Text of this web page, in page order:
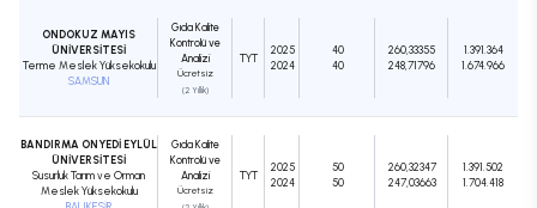
ONDOKUZ MAYIS
ÜNİVERSİTESİ
Terme Meslek Yüksekokulu
SAMSUN
Gıda Kalite
Kontrolü ve
Analizi
Ücretsiz
(2 Yıllık)
TYT
2025
2024
40
40
260,33355
248,71796
1.391.364
1.674.966
BANDIRMA ONYEDİ EYLÜL
ÜNİVERSİTESİ
Susurluk Tarım ve Orman
Meslek Yüksekokulu
Gıda Kalite
Kontrolü ve
Analizi
Ücretsiz
TYT
2025
2024
50
50
260,32347
247,03663
1.391.502
1.704.418